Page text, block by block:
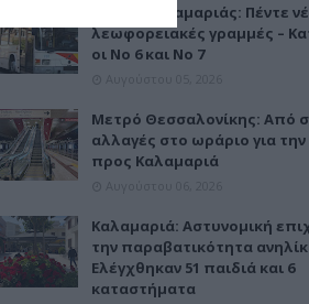
Μετρό Καλαμαριάς: Πέντε
λεωφορειακές γραμμές –
οι Νο 6 και Νο 7
Μετρό Θεσσαλονίκης: Από
αλλαγές στο ωράριο για
προς Καλαμαριά
Καλαμαριά: Αστυνομική
την παραβατικότητα
Ελέγχθηκαν 51 παιδιά και 6
καταστήματα